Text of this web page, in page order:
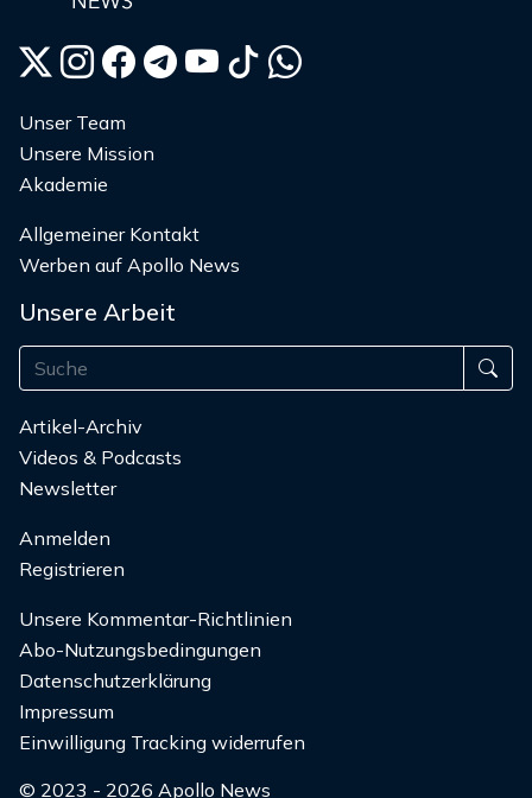
Unser Team
Unsere Mission
Akademie
Allgemeiner Kontakt
Werben auf Apollo News
Unsere Arbeit
Artikel-Archiv
Videos & Podcasts
Newsletter
Anmelden
Registrieren
Unsere Kommentar-Richtlinien
Abo-Nutzungsbedingungen
Datenschutzerklärung
Impressum
Einwilligung Tracking widerrufen
© 2023 - 2026 Apollo News